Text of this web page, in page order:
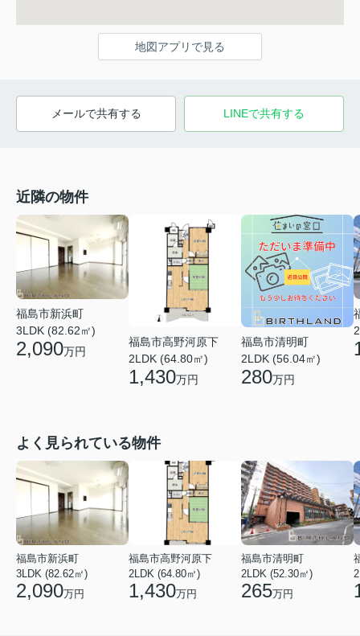
地図アプリで見る
メールで共有する LINEで共有する
近隣の物件
福島市新浜町
3LDK (82.62㎡)
2,090万円
福島市高野河原下
2LDK (64.80㎡)
1,430万円
福島市清明町
2LDK (56.04㎡)
280万円
よく見られている物件
福島市新浜町
3LDK (82.62㎡)
2,090万円
福島市高野河原下
2LDK (64.80㎡)
1,430万円
福島市清明町
2LDK (52.30㎡)
265万円